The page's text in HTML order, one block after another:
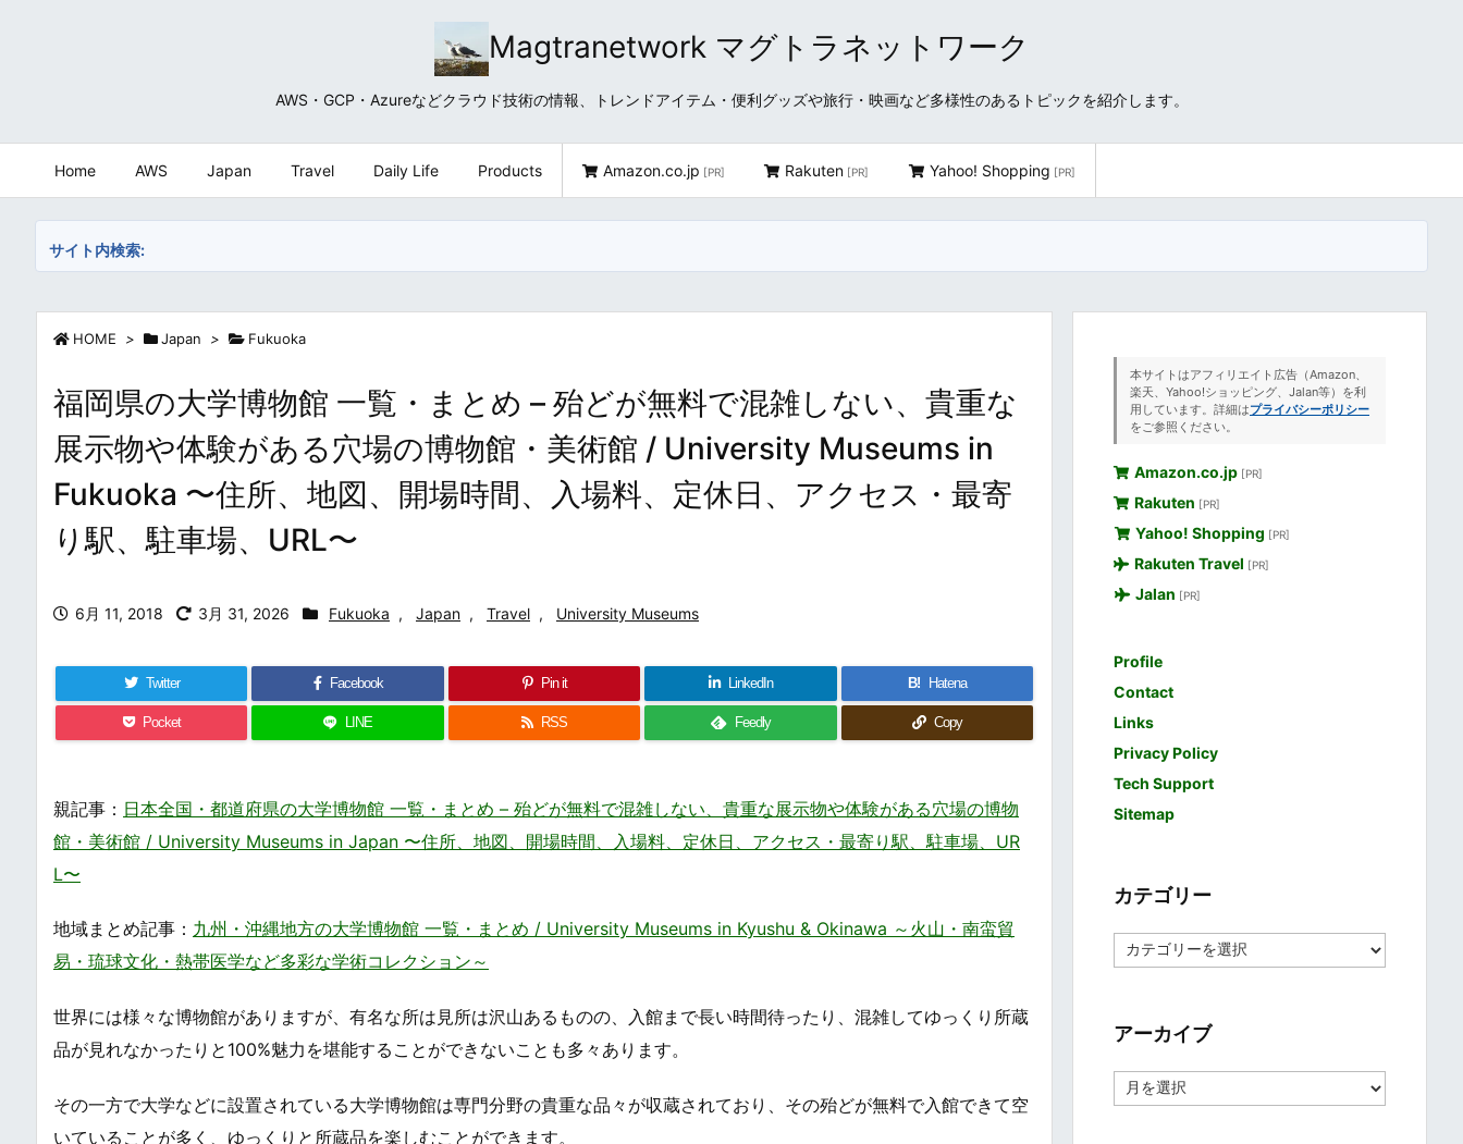
Magtranetwork マグトラネットワーク
AWS・GCP・Azureなどクラウド技術の情報、トレンドアイテム・便利グッズや旅行・映画など多様性のあるトピックを紹介します。
Home AWS Japan Travel Daily Life Products Amazon.co.jp [PR] Rakuten [PR] Yahoo! Shopping [PR]
サイト内検索:
HOME > Japan > Fukuoka
福岡県の大学博物館 一覧・まとめ – 殆どが無料で混雑しない、貴重な
展示物や体験がある穴場の博物館・美術館 / University Museums in
Fukuoka 〜住所、地図、開場時間、入場料、定休日、アクセス・最寄
り駅、駐車場、URL〜
6月 11, 2018 3月 31, 2026 Fukuoka , Japan , Travel , University Museums
Twitter Facebook Pin it LinkedIn B! Hatena
Pocket LINE RSS Feedly Copy
親記事： 日本全国・都道府県の大学博物館 一覧・まとめ – 殆どが無料で混雑しない、貴重な展示物や体験がある穴場の博物
館・美術館 / University Museums in Japan 〜住所、地図、開場時間、入場料、定休日、アクセス・最寄り駅、駐車場、UR
L〜
地域まとめ記事： 九州・沖縄地方の大学博物館 一覧・まとめ / University Museums in Kyushu & Okinawa ～火山・南蛮貿
易・琉球文化・熱帯医学など多彩な学術コレクション～
世界には様々な博物館がありますが、有名な所は見所は沢山あるものの、入館まで長い時間待ったり、混雑してゆっくり所蔵
品が見れなかったりと100%魅力を堪能することができないことも多々あります。
その一方で大学などに設置されている大学博物館は専門分野の貴重な品々が収蔵されており、その殆どが無料で入館できて空
いていることが多く、ゆっくりと所蔵品を楽しむことができます。
本サイトはアフィリエイト広告（Amazon、
楽天、Yahoo!ショッピング、Jalan等）を利
用しています。詳細はプライバシーポリシー
をご参照ください。
Amazon.co.jp [PR]
Rakuten [PR]
Yahoo! Shopping [PR]
Rakuten Travel [PR]
Jalan [PR]
Profile
Contact
Links
Privacy Policy
Tech Support
Sitemap
カテゴリー
テ
ー
アーカイブ
ー